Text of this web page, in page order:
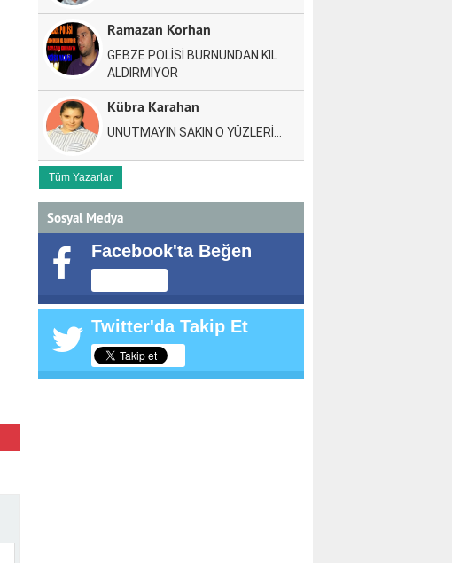
Ramazan Korhan
GEBZE POLİSİ BURNUNDAN KIL
ALDIRMIYOR
Kübra Karahan
UNUTMAYIN SAKIN O YÜZLERİ…
Tüm Yazarlar
Sosyal Medya
Facebook'ta Beğen
Twitter'da Takip Et